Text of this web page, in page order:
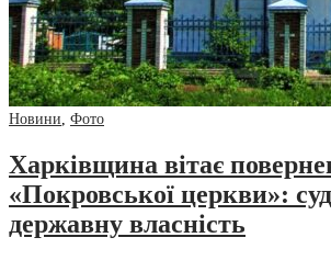
Новини, Фото
Харківщина вітає
«Покровської церкви»:
державну власність